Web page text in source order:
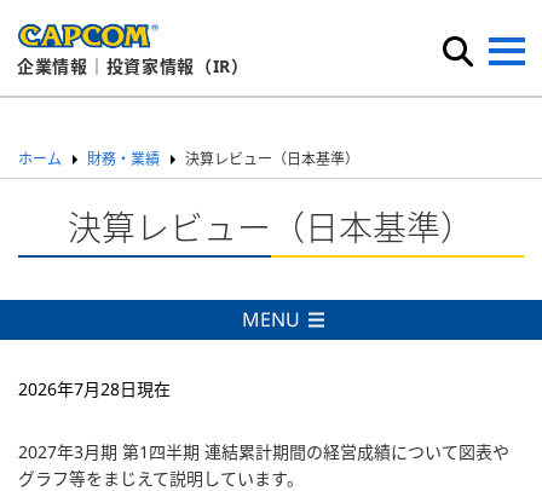
企業情報｜投資家情報（IR）
ホーム 財務・業績 決算レビュー（日本基準）
決算レビュー（日本基準）
MENU
2026年7月28日現在
2027年3月期 第1四半期 連結累計期間の経営成績について図表や
グラフ等をまじえて説明しています。